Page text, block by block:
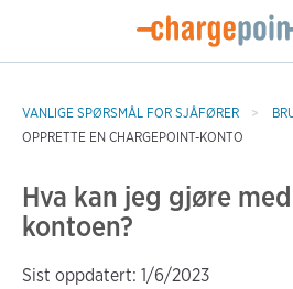
VANLIGE SPØRSMÅL FOR SJÅFØRER
OPPRETTE EN CHARGEPOINT-KONTO
Hva kan jeg gjøre
kontoen?
Sist oppdatert: 1/6/2023